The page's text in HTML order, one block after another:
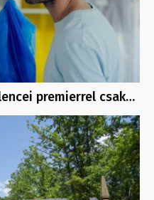
premierrel csak…